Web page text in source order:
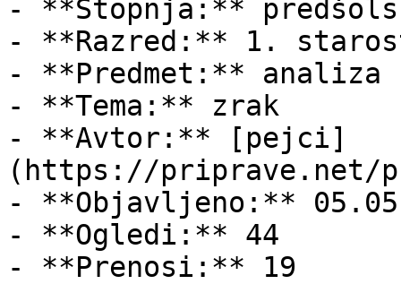
- **Stopnja:**
- **Razred:** 1.
- **Predmet:** analiza
- **Tema:** zrak
- **Avtor:** [pejci]
(https://
- **Objavljeno:**
- **Ogledi:** 44
- **Prenosi:** 19